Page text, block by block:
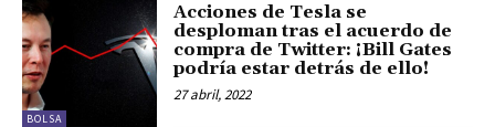
BOLSA
Acciones de Tesla se
desploman tras el acuerdo de
compra de Twitter: ¡Bill Gates
podría estar detrás de ello!
27 abril, 2022